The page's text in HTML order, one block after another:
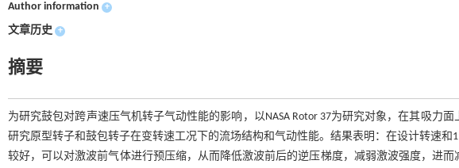
Author information +
文章历史 +
摘要
为研究鼓包对跨声速压气机转子气动性能的影响，以NASA Rotor 37为研究对象，在其吸力
研究原型转子和鼓包转子在变转速工况下的流场结构和气动性能。结果表明：在设计转速
较好，可以对激波前气体进行预压缩，从而降低激波前后的逆压梯度，减弱激波强度，进